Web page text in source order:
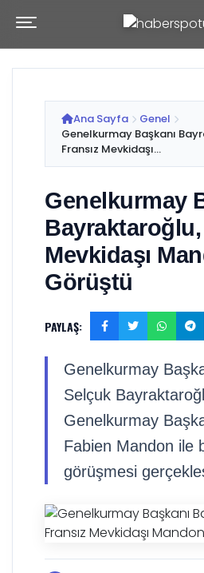
Ana Sayfa
Genel
Genelkurmay Başkanı
Fransız Mevkidaşı...
Genelkurmay
Bayraktaroğlu,
Mevkidaşı
Görüştü
PAYLAŞ:
Genelkurmay
Selçuk
Genelkurmay
Fabien Mandon ile
görüşmesi